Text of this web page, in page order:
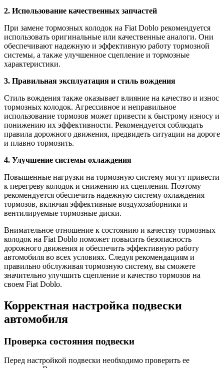
2. Использование качественных запчастей
При замене тормозных колодок на Fiat Doblo рекомендуется
использовать оригинальные или качественные аналоги. Они
обеспечивают надежную и эффективную работу тормозной
системы, а также улучшенное сцепление и тормозные
характеристики.
3. Правильная эксплуатация и стиль вождения
Стиль вождения также оказывает влияние на качество и износ
тормозных колодок. Агрессивное и неправильное
использование тормозов может привести к быстрому износу и
понижению их эффективности. Рекомендуется соблюдать
правила дорожного движения, предвидеть ситуации на дороге
и плавно тормозить.
4. Улучшение системы охлаждения
Повышенные нагрузки на тормозную систему могут привести
к перегреву колодок и снижению их сцепления. Поэтому
рекомендуется обеспечить надежную систему охлаждения
тормозов, включая эффективные воздухозаборники и
вентилируемые тормозные диски.
Внимательное отношение к состоянию и качеству тормозных
колодок на Fiat Doblo поможет повысить безопасность
дорожного движения и обеспечить эффективную работу
автомобиля во всех условиях. Следуя рекомендациям и
правильно обслуживая тормозную систему, вы сможете
значительно улучшить сцепление и качество тормозов на
своем Fiat Doblo.
Корректная настройка подвески
автомобиля
Проверка состояния подвески
Перед настройкой подвески необходимо проверить ее